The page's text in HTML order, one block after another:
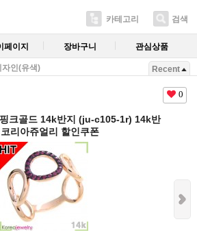
카테고리 검색
페이지 장바구니 관심상품
자인(유색) Recent
0
크골드 14k반지 (ju-c105-1r) 14k반
리아쥬얼리 할인쿠폰